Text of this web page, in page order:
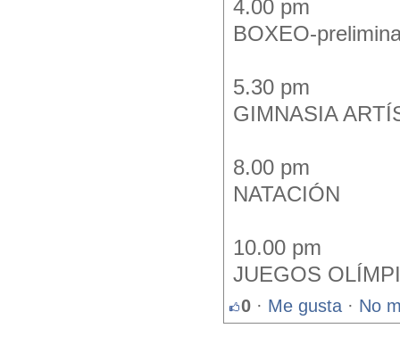
4.00 pm
BOXEO-
5.30 pm
GIMNASIA
8.00 pm
NATACIÓN
10.00 pm
JUEGOS
0 · Me gusta · No